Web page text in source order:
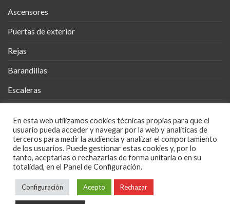
Ascensores
Puertas de exterior
Rejas
Barandillas
Escaleras
Cobertizos
Mueble Metálico
Diseños en Metal
En esta web utilizamos cookies técnicas propias para que el
usuario pueda acceder y navegar por la web y analíticas de
terceros para medir la audiencia y analizar el comportamiento
de los usuarios. Puede gestionar estas cookies y, por lo
tanto, aceptarlas o rechazarlas de forma unitaria o en su
totalidad, en el Panel de Configuración.
Configuración Acepto Rechazar